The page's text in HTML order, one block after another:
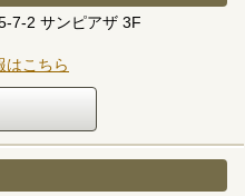
7-2 サンピアザ 3F
はこちら